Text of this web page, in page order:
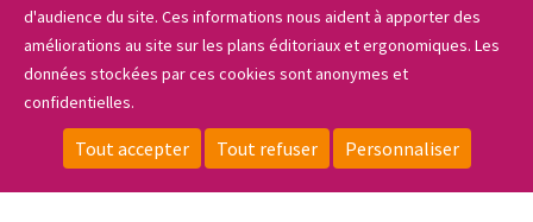
Sidebar_menu
CONTACT LOCALISATION ESPACE PRIVÉ FAIRE UN DON
Le lycée
Les formations
d'audience du site. Ces informations nous aident à apporter des
améliorations au site sur les plans éditoriaux et ergonomiques. Les
données stockées par ces cookies sont anonymes et
confidentielles.
Tout accepter Tout refuser Personnaliser